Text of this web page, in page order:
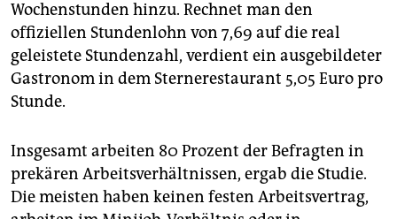
"Belegschaft wird schikaniert und eingeschüchtert".
Auch bei "Balzac Coffee" herrschen demnach
Arbeitsdruck und "Gängelei durch Vorgesetzte".
Wochenstunden hinzu. Rechnet man den
offiziellen Stundenlohn von 7,69 auf die real
geleistete Stundenzahl, verdient ein ausgebildeter
Gastronom in dem Sternerestaurant 5,05 Euro pro
Stunde.
Insgesamt arbeiten 80 Prozent der Befragten in
prekären Arbeitsverhältnissen, ergab die Studie.
Die meisten haben keinen festen Arbeitsvertrag,